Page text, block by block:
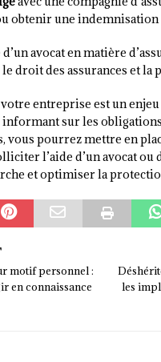
obtenir une indemnisation
avocat en matière
droit des assurances et la
entreprise est un
sur les
vous pourrez mettre en
l’aide d’un avocat
et optimiser la
motif personnel :
en connaissance
les